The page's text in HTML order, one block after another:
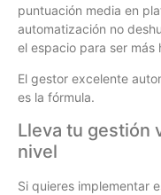
puntuación media en
automatización no
el espacio para ser más
El gestor excelente
es la fórmula.
Lleva tu gestión
nivel
Si quieres implementar